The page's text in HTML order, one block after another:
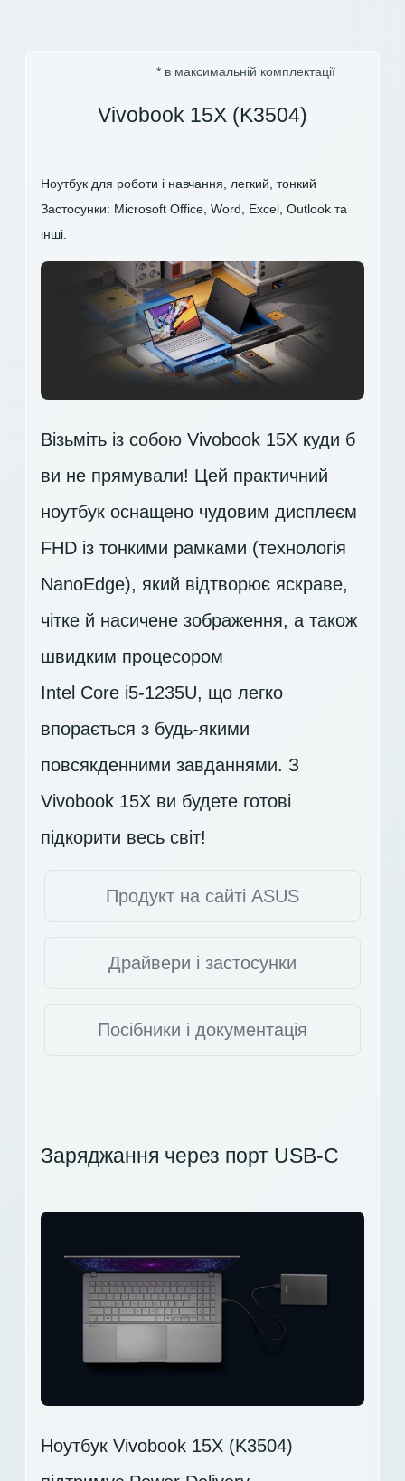
* в максимальній комплектації
Vivobook 15X (K3504)
Ноутбук для роботи і навчання, легкий, тонкий
Застосунки: Microsoft Office, Word, Excel, Outlook та
інші.
Візьміть із собою Vivobook 15X куди б
ви не прямували! Цей практичний
ноутбук оснащено чудовим дисплеєм
FHD із тонкими рамками (технологія
NanoEdge), який відтворює яскраве,
чітке й насичене зображення, а також
швидким процесором
Intel Core i5-1235U, що легко
впорається з будь-якими
повсякденними завданнями. З
Vivobook 15X ви будете готові
підкорити весь світ!
Продукт на сайті ASUS
Драйвери і застосунки
Посібники і документація
Заряджання через порт USB-C
Ноутбук Vivobook 15X (K3504)